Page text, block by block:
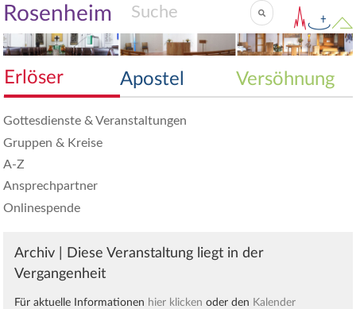
Rosenheim
Erlöser Apostel Versöhnung
Gottesdienste & Veranstaltungen
Gruppen & Kreise
A-Z
Ansprechpartner
Onlinespende
Archiv | Diese Veranstaltung liegt in der
Vergangenheit
Für aktuelle Informationen hier klicken oder den Kalender